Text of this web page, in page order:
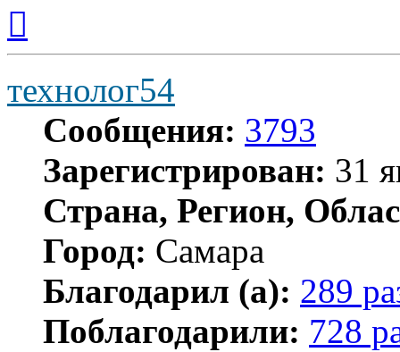
началу
технолог54
Сообщения: 3793
Зарегистрирован: 31
Страна, Регион,
Город: Самара
Благодарил (а): 289
Поблагодарили: 728